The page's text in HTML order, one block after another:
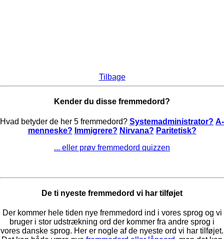
Tilbage
Kender du disse fremmedord?
Hvad betyder de her 5 fremmedord? Systemadministrator? A-
menneske? Immigrere? Nirvana? Paritetisk?
... eller prøv fremmedord quizzen
De ti nyeste fremmedord vi har tilføjet
Der kommer hele tiden nye fremmedord ind i vores sprog og vi
bruger i stor udstrækning ord der kommer fra andre sprog i
vores danske sprog. Her er nogle af de nyeste ord vi har tilføjet.